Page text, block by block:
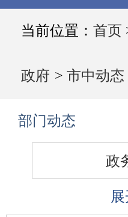
当前位置： 首页
政府 > 市中动态
部门动态
政
国